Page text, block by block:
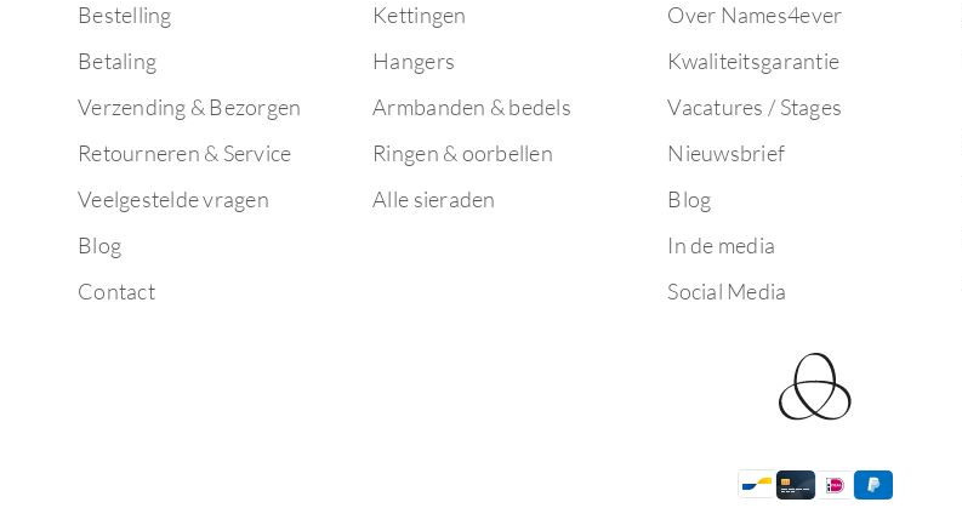
Bestelling
Betaling
Verzending & Bezorgen
Retourneren & Service
Veelgestelde vragen
Blog
Contact
Kettingen
Hangers
Armbanden & bedels
Ringen & oorbellen
Alle sieraden
Over Names4ever
Kwaliteitsgarantie
Vacatures / Stages
Nieuwsbrief
Blog
In de media
Social Media